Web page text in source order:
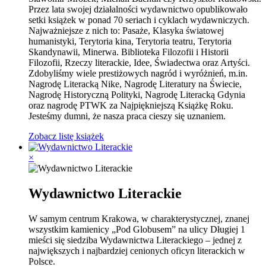
Przez lata swojej działalności wydawnictwo opublikowało
setki książek w ponad 70 seriach i cyklach wydawniczych.
Najważniejsze z nich to: Pasaże, Klasyka światowej
humanistyki, Terytoria kina, Terytoria teatru, Terytoria
Skandynawii, Minerwa. Biblioteka Filozofii i Historii
Filozofii, Rzeczy literackie, Idee, Świadectwa oraz Artyści.
Zdobyliśmy wiele prestiżowych nagród i wyróżnień, m.in.
Nagrodę Literacką Nike, Nagrodę Literatury na Świecie,
Nagrodę Historyczną Polityki, Nagrodę Literacką Gdynia
oraz nagrodę PTWK za Najpiękniejszą Książkę Roku.
Jesteśmy dumni, że nasza praca cieszy się uznaniem.
Zobacz listę książek
×
Wydawnictwo Literackie
W samym centrum Krakowa, w charakterystycznej, znanej
wszystkim kamienicy „Pod Globusem” na ulicy Długiej 1
mieści się siedziba Wydawnictwa Literackiego – jednej z
największych i najbardziej cenionych oficyn literackich w
Polsce.